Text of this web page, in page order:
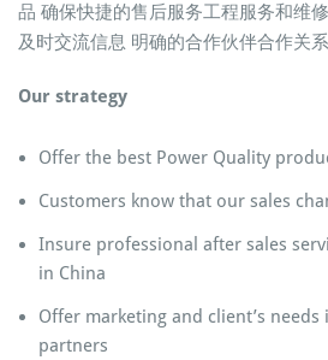
品 确保快捷的售后服务工程服务和维
及时交流信息 明确的合作伙伴合作关系
Our strategy
Offer the best Power Quality
Customers know that our sales
Insure professional after sales
in China
Offer marketing and client’s
partners